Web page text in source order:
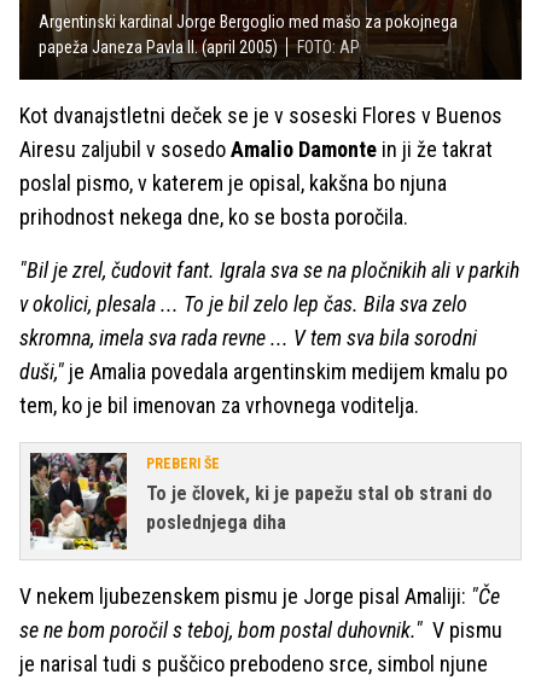
Argentinski kardinal Jorge Bergoglio med mašo za pokojnega
papeža Janeza Pavla II. (april 2005)
FOTO: AP
Kot dvanajstletni deček se je v soseski Flores v Buenos
Airesu zaljubil v sosedoAmalio Damonte in ji že takrat
poslal pismo, v katerem je opisal, kakšna bo njuna
prihodnost nekega dne, ko se bosta poročila.
"Bil je zrel, čudovit fant. Igrala sva se na pločnikih ali v parkih
v okolici, plesala ... To je bil zelo lep čas. Bila sva zelo
skromna, imela sva rada revne ... V tem sva bila sorodni
duši," je Amalia povedala argentinskim medijem kmalu po
tem, ko je bil imenovan za vrhovnega voditelja.
PREBERI ŠE
To je človek, ki je papežu stal ob strani do
poslednjega diha
V nekem ljubezenskem pismu je Jorge pisal Amaliji: "Če
se ne bom poročil s teboj, bom postal duhovnik." V pismu
je narisal tudi s puščico prebodeno srce, simbol njune